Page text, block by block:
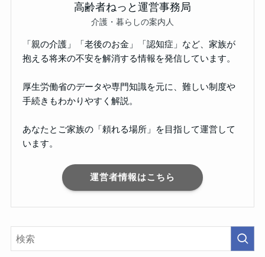
高齢者ねっと運営事務局
介護・暮らしの案内人
「親の介護」「老後のお金」「認知症」など、家族が
抱える将来の不安を解消する情報を発信しています。
厚生労働省のデータや専門知識を元に、難しい制度や
手続きもわかりやすく解説。
あなたとご家族の「頼れる場所」を目指して運営して
います。
運営者情報はこちら